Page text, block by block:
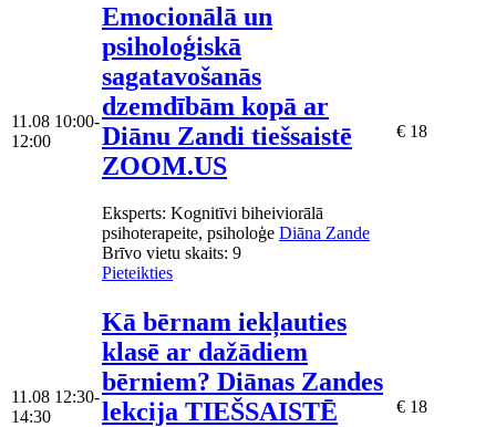
11.08 10:00-
12:00
Emocionālā un
psiholoģiskā
sagatavošanās
dzemdībām kopā ar
Diānu Zandi tiešsaistē
ZOOM.US
Eksperts: Kognitīvi biheiviorālā
psihoterapeite, psiholoģe Diāna Zande
Brīvo vietu skaits: 9
Pieteikties
€ 18
11.08 12:30-
14:30
Kā bērnam iekļauties
klasē ar dažādiem
bērniem? Diānas Zandes
lekcija TIEŠSAISTĒ
€ 18